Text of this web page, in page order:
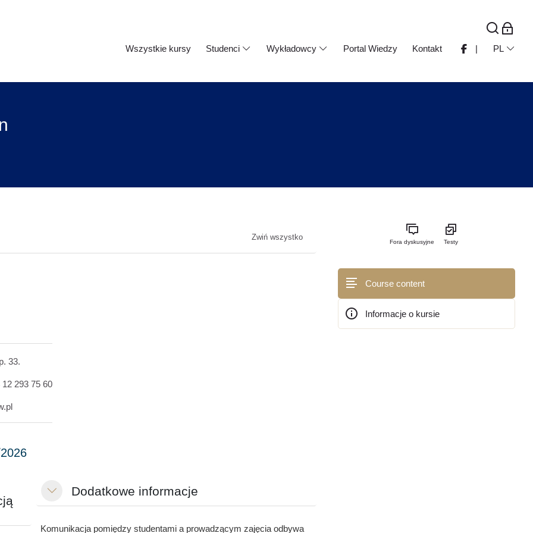
Wszystkie kursy Studenci Wykładowcy Portal Wiedzy Kontakt | PL
Zwiń wszystko
33.
293 75 60
MinimalizujDodatkowe informacje
Komunikacja pomiędzy studentami a prowadzącym zajęcia odbywa
Fora dyskusyjne Testy
Course content
Informacje o kursie